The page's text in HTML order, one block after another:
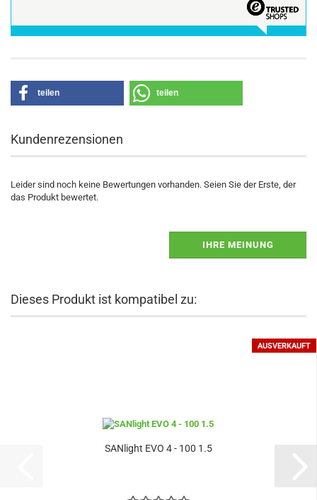
teilen teilen
Kundenrezensionen
Leider sind noch keine Bewertungen vorhanden. Seien Sie der Erste, der
das Produkt bewertet.
IHRE MEINUNG
Dieses Produkt ist kompatibel zu:
AUSVERKAUFT
SANlight EVO 4 - 100 1.5